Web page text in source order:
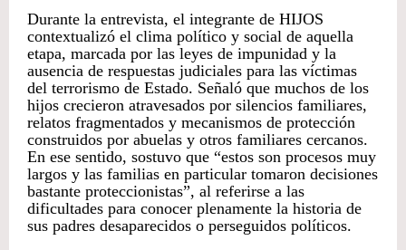
Durante la entrevista, el integrante de HIJOS
contextualizó el clima político y social de aquella
etapa, marcada por las leyes de impunidad y la
ausencia de respuestas judiciales para las víctimas
del terrorismo de Estado. Señaló que muchos de los
hijos crecieron atravesados por silencios familiares,
relatos fragmentados y mecanismos de protección
construidos por abuelas y otros familiares cercanos.
En ese sentido, sostuvo que “estos son procesos muy
largos y las familias en particular tomaron decisiones
bastante proteccionistas”, al referirse a las
dificultades para conocer plenamente la historia de
sus padres desaparecidos o perseguidos políticos.